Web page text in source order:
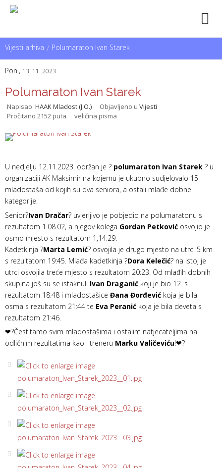
Vijesti arhiva / Polumaraton Ivan Starek
Pon., 13. 11. 2023.
Polumaraton Ivan Starek
Napisao HAAK Mladost (J.O.) Objavljeno u Vijesti
Pročitano 2152 puta
veličina pisma
U nedjelju 12.11.2023. održan je ? polumaraton Ivan Starek ? u
organizaciji AK Maksimir na kojemu je ukupno sudjelovalo 15
mladostaša od kojih su dva seniora, a ostali mlađe dobne
kategorije.
Senior?Ivan Dračar? uvjerljivo je pobjedio na polumaratonu s
rezultatom 1.08.02, a njegov kolega Gordan Petković osvojio je
osmo mjesto s rezultatom 1,14:29.
Kadetkinja ?Marta Lemić? osvojila je drugo mjesto na utrci 5 km
s rezultatom 19:45. Mlađa kadetkinja ?Dora Kelečić? na istoj je
utrci osvojila treće mjesto s rezultatom 20:23. Od mlađih dobnih
skupina još su se istaknuli Ivan Draganić koji je bio 12. s
rezultatom 18:48 i mladostašice Đana Đorđević koja je bila
osma s rezultatom 21:44 te Eva Peranić koja je bila deveta s
rezultatom 21:46.
❤‍?Čestitamo svim mladostašima i ostalim natjecateljima na
odličnim rezultatima kao i treneru Marku Valičeviću!❤‍?